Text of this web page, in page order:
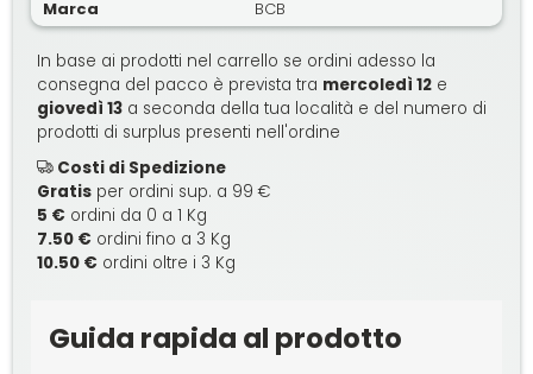
Marca
BCB
In base ai prodotti nel carrello se ordini adesso la
consegna del pacco è prevista tra mercoledì 12 e
giovedì 13 a seconda della tua località e del numero di
prodotti di surplus presenti nell'ordine
Costi di Spedizione
Gratis per ordini sup. a 99 €
5 € ordini da 0 a 1 Kg
7.50 € ordini fino a 3 Kg
10.50 € ordini oltre i 3 Kg
Guida rapida al prodotto